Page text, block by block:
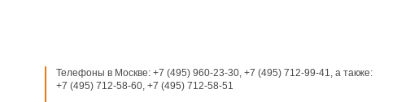
Телефоны в Москве: +7 (495) 960-23-30, +7 (495) 712-99-41, а также:
+7 (495) 712-58-60, +7 (495) 712-58-51